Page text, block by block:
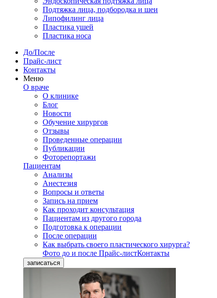
Подтяжка лица, подбородка и шеи
Липофилинг лица
Пластика ушей
Пластика носа
До/После
Прайс-лист
Контакты
Меню
О враче
О клинике
Блог
Новости
Обучение хирургов
Отзывы
Проведенные операции
Публикации
Фоторепортажи
Пациентам
Анализы
Анестезия
Вопросы и ответы
Запись на прием
Как проходит консультация
Пациентам из другого города
Подготовка к операции
После операции
Как выбрать своего пластического хирурга?
Фото до и после Прайс-листКонтакты
записаться